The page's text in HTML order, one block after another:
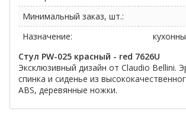
Минимальный заказ, шт.:
Назначение:
Стул PW-025 красный - red 7626U
Эксклюзивный дизайн от Claudio Bellini.
спинка и сиденье из
ABS, деревянные ножки.